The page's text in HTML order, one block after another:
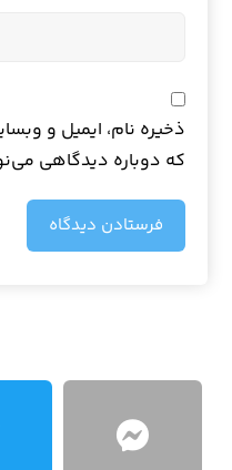
ذخیره نام، ایمیل و
که دوباره دیدگاهی
فرستادن دیدگاه